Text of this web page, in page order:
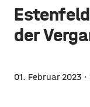
der
01. Februar 2023